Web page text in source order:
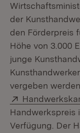
der
den Förderpreis
Höhe von 3.000
junge
vergeben
Extern:
Handwerkspreis
Verfügung. Der